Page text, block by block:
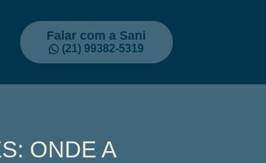
Falar com a Sani
(21) 99382-5319
ONDE A